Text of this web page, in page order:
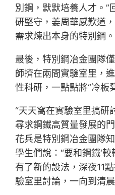
別鋼，默默培養人才。
研堅守，姜周華感歎道
需求煉出本身的特別鋼。
最後，特別鋼冶金團隊
師擠在兩間實驗室里，
性科研，一點點將“冷板
“天天窩在實驗室里搞研
尋求鋼鐵高質量發展的
花兵是特別鋼冶金團隊
學生們說：“要和鋼鐵‘
有了新的設法，深夜11
驗室里討論，一向到清